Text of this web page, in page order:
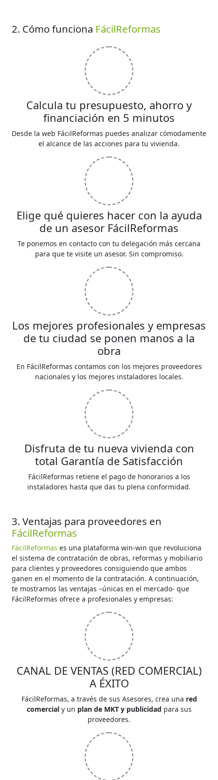
2. Cómo funciona FácilReformas
Calcula tu presupuesto, ahorro y
financiación en 5 minutos
Desde la web FácilReformas puedes analizar cómodamente
el alcance de las acciones para tu vivienda.
Elige qué quieres hacer con la ayuda
de un asesor FácilReformas
Te ponemos en contacto con tu delegación más cercana
para que te visite un asesor. Sin compromiso.
Los mejores profesionales y empresas
de tu ciudad se ponen manos a la
obra
En FácilReformas contamos con los mejores proveedores
nacionales y los mejores instaladores locales.
Disfruta de tu nueva vivienda con
total Garantía de Satisfacción
FácilReformas retiene el pago de honorarios a los
instaladores hasta que das tu plena conformidad.
3. Ventajas para proveedores en
FácilReformas
FácilReformas es una plataforma win-win que revoluciona
el sistema de contratación de obras, reformas y mobiliario
para clientes y proveedores consiguiendo que ambos
ganen en el momento de la contratación. A continuación,
te mostramos las ventajas –únicas en el mercado- que
FácilReformas ofrece a profesionales y empresas:
CANAL DE VENTAS (RED COMERCIAL)
A ÉXITO
FácilReformas, a través de sus Asesores, crea una red
comercialy un plan de MKT y publicidad para sus
proveedores.